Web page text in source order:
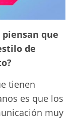
que
de
tienen
es que los
muy